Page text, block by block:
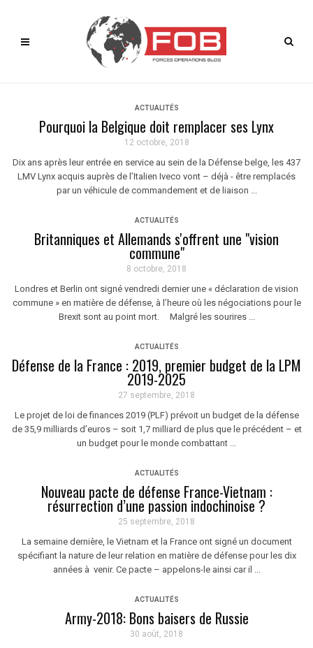
ACTUALITÉS
Pourquoi la Belgique doit remplacer ses Lynx
12 octobre, 2018
Dix ans après leur entrée en service au sein de la Défense belge, les 437
LMV Lynx acquis auprès de l’Italien Iveco vont – déjà - être remplacés
par un véhicule de commandement et de liaison ...
ACTUALITÉS
Britanniques et Allemands s'offrent une "vision
commune"
8 octobre, 2018
Londres et Berlin ont signé vendredi dernier une « déclaration de vision
commune » en matière de défense, à l’heure où les négociations pour le
Brexit sont au point mort. Malgré les sourires ...
ACTUALITÉS
Défense de la France : 2019, premier budget de la LPM
2019-2025
27 septembre, 2018
Le projet de loi de finances 2019 (PLF) prévoit un budget de la défense
de 35,9 milliards d’euros – soit 1,7 milliard de plus que le précédent – et
un budget pour le monde combattant ...
ACTUALITÉS
Nouveau pacte de défense France-Vietnam :
résurrection d’une passion indochinoise ?
25 septembre, 2018
La semaine dernière, le Vietnam et la France ont signé un document
spécifiant la nature de leur relation en matière de défense pour les dix
années à venir. Ce pacte – appelons-le ainsi car il ...
ACTUALITÉS
Army-2018: Bons baisers de Russie
30 août, 2018